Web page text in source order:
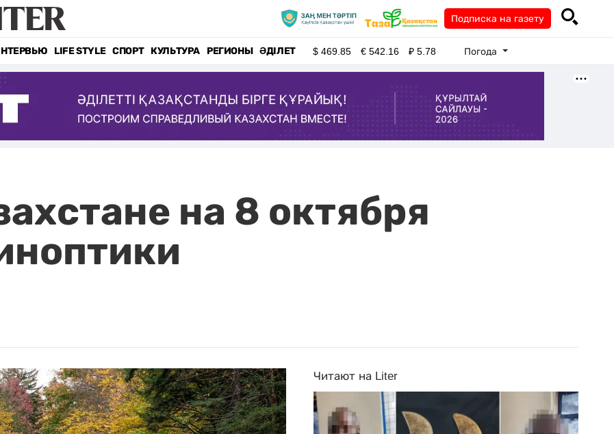
Подписка на газету
LIFE STYLE СПОРТ КУЛЬТУРА РЕГИОНЫ ӘДІЛЕТ $469.85 €542.16 ₽5.78 Погода
на 8 октября
Читают на Liter